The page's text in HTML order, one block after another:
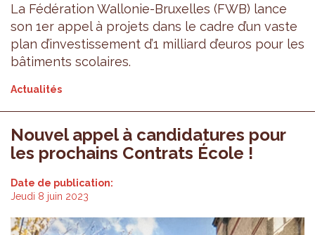
La Fédération Wallonie-Bruxelles (FWB) lance
son 1er appel à projets dans le cadre d’un vaste
plan d’investissement d’1 milliard d’euros pour les
bâtiments scolaires.
Actualités
Nouvel appel à candidatures pour
les prochains Contrats École !
Date de publication:
Jeudi 8 juin 2023